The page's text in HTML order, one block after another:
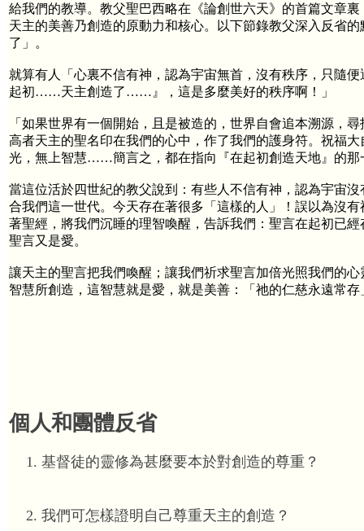
給我們的教導。教父聖巴西略在《論創世六天》的首篇文章
天主的美善乃創造的原動力和核心。以下節錄教父深入反省
了」。
就算有人「心裏不信有神，認為宇宙無首，沒有秩序，只隨
起初……天主創造了……』，這是多麼美好的秩序啊！」
「如果世界有一個開始，且是被造的，世界自會追本溯源
高者天主的聖名印在我們的心中，作了我們的護身符。祝福
光，無上智慧……簡言之，都在指向『在起初創造天地』的那
當這位活於四世紀的教父說到：有些人不信有神，認為宇宙
合我們這一世代。今天存在著很多「這樣的人」！誤以為沒
著聖經，將我們沉睡的理智喚醒，告訴我們：聖言在起初已
聖言又是愛。
讓天主的聖言把我們喚醒；讓我們祈求聖言加倍光照我們的
智慧所創造，這智慧就是愛，就是美善：「祂的仁慈永遠常存
個人和團體反省
基督徒的靈修為甚麼要本於對創造的尊重？
我們可怎樣證明自己尊重天主的創造？